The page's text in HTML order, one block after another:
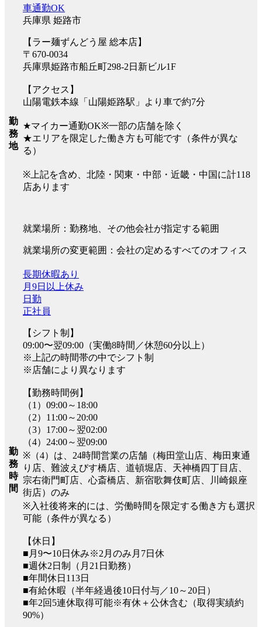
勤
務
地
車通勤OK
兵庫県 姫路市
【ラー麺ずんどう屋 総本店】
〒670-0034
兵庫県姫路市船丘町298-2日新ビル1F
【アクセス】
山陽電鉄本線「山陽姫路駅」より車で約7分
★マイカー通勤OK※一部の店舗を除く
★エリアを限定した働き方も可能です（条件が異な
る）
※上記を含め、北陸・関東・中部・近畿・中国に計118
店あります
就業場所：勤務地、その他会社が指定する範囲
就業場所の変更範囲：会社の定めるすべてのオフィス
勤
務
時
間
長期休暇あり
月9日以上休み
日勤
正社員
【シフト制】
09:00〜翌09:00（実働8時間／休憩60分以上）
※上記の時間帯の中でシフト制
※店舗により異なります
【勤務時間例】
（1）09:00～18:00
（2）11:00～20:00
（3）17:00～翌02:00
（4）24:00～翌09:00
※（4）は、24時間営業の店舗（梅田堂山店、梅田東通
り店、難波えびす橋店、道頓堀店、天神橋四丁目店、
宗右衛門町店、心斎橋店、新宿歌舞伎町店、川崎銀座
街店）のみ
※入社後将来的には、労働時間を限定する働き方も選択
可能（条件が異なる）
【休日】
■月9〜10日休み※2月のみ月7日休
■週休2日制（月21日勤務）
■年間休日113日
■有給休暇（半年経過後10日付与／10～20日）
■年2回5連休取得可能※有休＋公休含む（取得実績約
90%）